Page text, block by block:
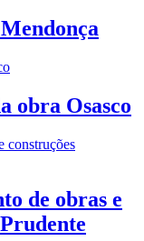
obra Osasco
de obras e